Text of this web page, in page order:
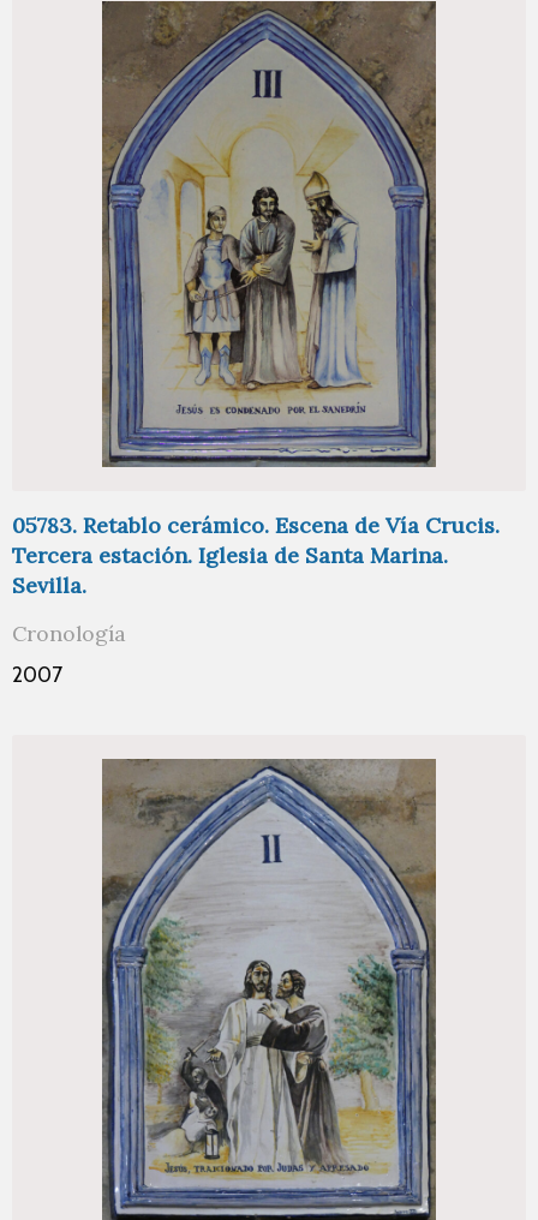
05783. Retablo cerámico. Escena de Vía Crucis.
Tercera estación. Iglesia de Santa Marina.
Sevilla.
Cronología
2007